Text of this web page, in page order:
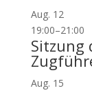
Aug. 12
19:00–21:00
Sitzung
Aug. 15